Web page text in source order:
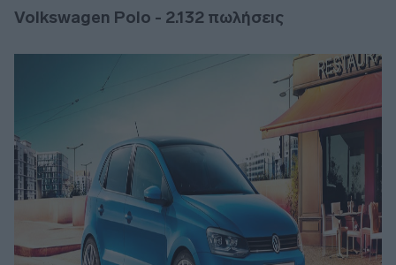
Volkswagen Polo - 2.132 πωλήσεις